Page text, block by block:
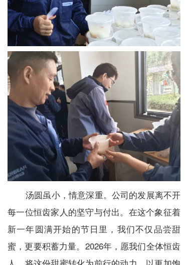
汤圆虽小，情意深重。公司的发展离不开
每一位恒齿家人的坚守与付出。在这个象征着
新一年圆满开始的节日里，我们不仅品尝甜
蜜，更要积蓄力量。2026年，愿我们全体恒齿